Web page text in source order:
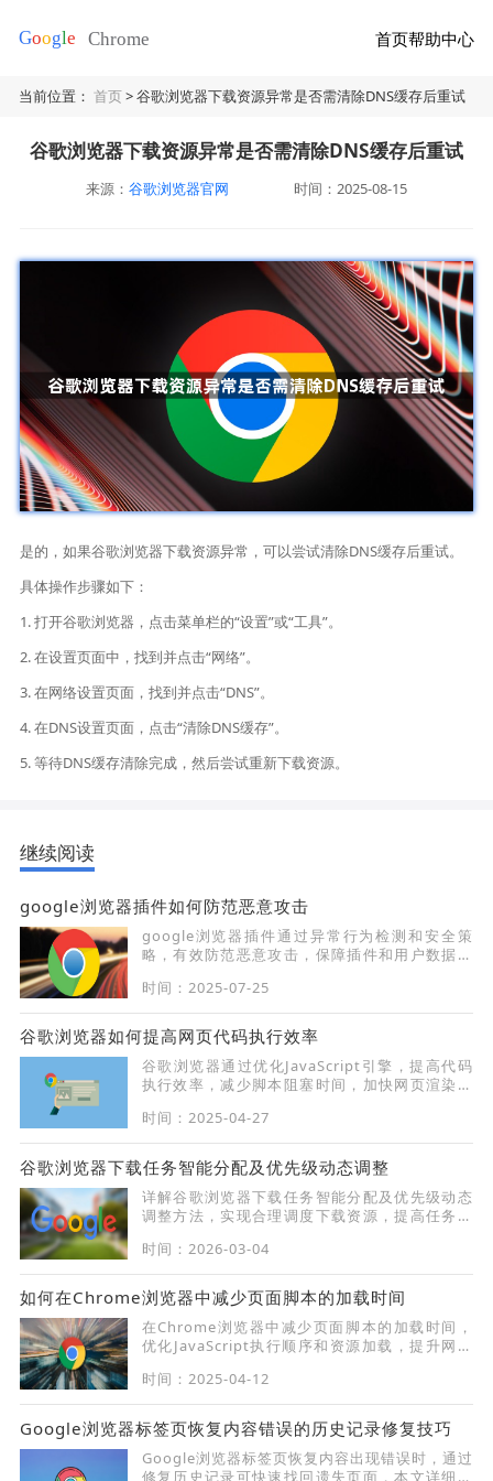
首页帮助中心
当前位置：首页> 谷歌浏览器下载资源异常是否需清除DNS缓存后重试
谷歌浏览器下载资源异常是否需清除DNS缓存后重试
来源： 谷歌浏览器官网 时间：2025-08-15
是的，如果谷歌浏览器下载资源异常，可以尝试清除DNS缓存后重试。
具体操作步骤如下：
1. 打开谷歌浏览器，点击菜单栏的“设置”或“工具”。
2. 在设置页面中，找到并点击“网络”。
3. 在网络设置页面，找到并点击“DNS”。
4. 在DNS设置页面，点击“清除DNS缓存”。
5. 等待DNS缓存清除完成，然后尝试重新下载资源。
继续阅读
google浏览器插件如何防范恶意攻击
google浏览器插件通过异常行为检测和安全策
略，有效防范恶意攻击，保障插件和用户数据安
时间：2025-07-25
谷歌浏览器如何提高网页代码执行效率
谷歌浏览器通过优化JavaScript引擎，提高代码
执行效率，减少脚本阻塞时间，加快网页渲染速
时间：2025-04-27
谷歌浏览器下载任务智能分配及优先级动态调整
详解谷歌浏览器下载任务智能分配及优先级动态
调整方法，实现合理调度下载资源，提高任务执
时间：2026-03-04
如何在Chrome浏览器中减少页面脚本的加载时间
在Chrome浏览器中减少页面脚本的加载时间，
优化JavaScript执行顺序和资源加载，提升网页
时间：2025-04-12
Google浏览器标签页恢复内容错误的历史记录修复技巧
Google浏览器标签页恢复内容出现错误时，通过
修复历史记录可快速找回遗失页面，本文详细介